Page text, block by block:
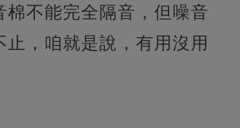
棉不能完全隔音，但噪音
止，咱就是說，有用沒用